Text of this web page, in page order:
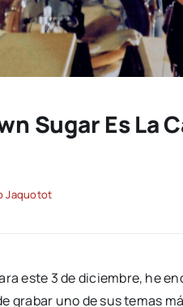
Sugar Es La
Jaquotot
este 3 de diciembre, he
grabar uno de sus temas